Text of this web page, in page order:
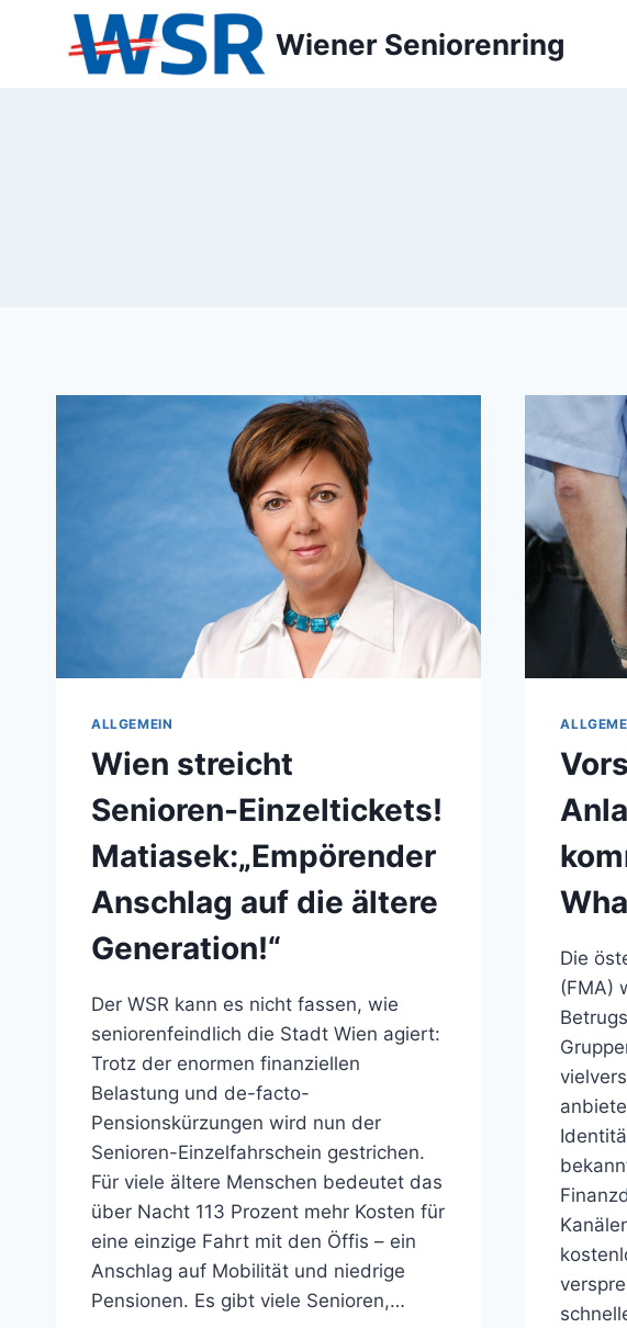
Wiener Seniorenring
ALLGEMEIN
Wien streicht
Senioren-Einzeltickets!
Matiasek:„Empörender
Anschlag auf die ältere
Generation!“
Der WSR kann es nicht fassen, wie
seniorenfeindlich die Stadt Wien agiert:
Trotz der enormen finanziellen
Belastung und de-facto-
Pensionskürzungen wird nun der
Senioren-Einzelfahrschein gestrichen.
Für viele ältere Menschen bedeutet das
über Nacht 113 Prozent mehr Kosten für
eine einzige Fahrt mit den Öffis – ein
Anschlag auf Mobilität und niedrige
Pensionen. Es gibt viele Senioren,…
Die
(FMA)